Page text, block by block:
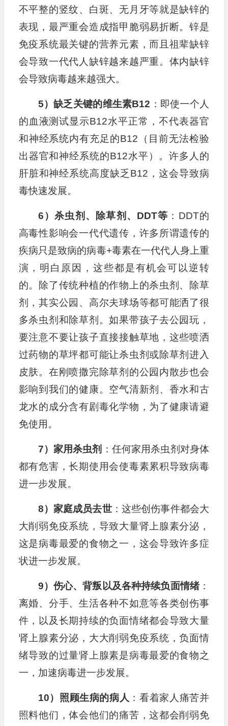
不平整的竖纹、白斑、无月牙等就是缺锌的
表现，最严重会造成指甲脆弱易折断。锌是
免疫系统最关键的营养元素，而且祖辈缺锌
会导致一代代人缺锌越来越严重。体内缺锌
会导致病毒越来越强大。
5）缺乏关键的维生素B12 ：即使一个人
的血液测试显示B12水平正常，不代表器官
和神经系统内有充足的B12（目前无法检验
出器官和神经系统的B12水平）。许多人的
肝脏和神经系统高度缺乏B12，这会导致病
毒快速发展。
6）杀虫剂、除草剂、DDT等 ：DDT的
高毒性影响会一代代遗传，许多所谓遗传的
疾病只是致病的病毒+毒素在一代代人身上重
演，明白原因，这些都是有机会可以逆转
的。除了传统种植的作物上的杀虫剂、除草
剂，其实公园、高尔夫球场等都可能洒了很
多杀虫剂和除草剂。如果带孩子去公园玩，
要注意不要让孩子直接接触草地，这些喷洒
过药物的草坪都可能让杀虫剂或除草剂进入
皮肤。在刚喷撒完除草剂的公园内散步也会
影响到我们的健康。空气清新剂、香水和古
龙水的成分含有剧毒化学物，为了健康请避
免使用。
7）家用杀虫剂
：任何家用杀虫剂对身体
都有危害，长期使用会使毒素累积导致病毒
进一步发展。
8）家庭成员去世：这些创伤事件都会大
大削弱免疫系统，导致大量肾上腺素分泌，
这是病毒最爱的食物之一，这会导致许多症
状进一步发展。
9）伤心、背叛以及各种持续负面情绪：
离婚、分手、生活各种不如意等各类创伤事
件，以及长期持续的负面情绪都会导致大量
肾上腺素分泌，大大削弱免疫系统，负面情
绪导致的过量肾上腺素是病毒最爱的食物之
一，加速病毒进一步发展。
10）照顾生病的病人 ：看着家人痛苦并
照料他们，体会他们的痛苦，这都会削弱免